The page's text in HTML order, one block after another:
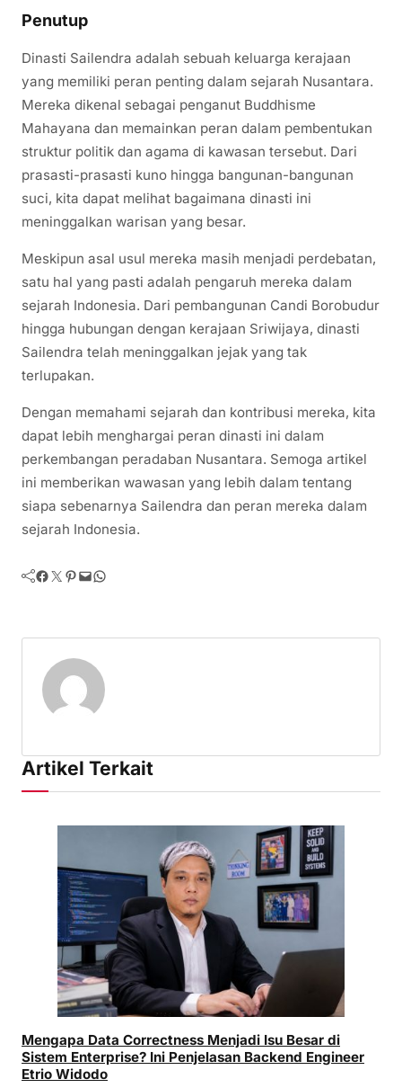
Penutup
Dinasti Sailendra adalah sebuah keluarga kerajaan
yang memiliki peran penting dalam sejarah Nusantara.
Mereka dikenal sebagai penganut Buddhisme
Mahayana dan memainkan peran dalam pembentukan
struktur politik dan agama di kawasan tersebut. Dari
prasasti-prasasti kuno hingga bangunan-bangunan
suci, kita dapat melihat bagaimana dinasti ini
meninggalkan warisan yang besar.
Meskipun asal usul mereka masih menjadi perdebatan,
satu hal yang pasti adalah pengaruh mereka dalam
sejarah Indonesia. Dari pembangunan Candi Borobudur
hingga hubungan dengan kerajaan Sriwijaya, dinasti
Sailendra telah meninggalkan jejak yang tak
terlupakan.
Dengan memahami sejarah dan kontribusi mereka, kita
dapat lebih menghargai peran dinasti ini dalam
perkembangan peradaban Nusantara. Semoga artikel
ini memberikan wawasan yang lebih dalam tentang
siapa sebenarnya Sailendra dan peran mereka dalam
sejarah Indonesia.
Facebook Twitter Pinterest Mail WhatsApp
Artikel Terkait
Mengapa Data Correctness Menjadi Isu Besar di
Sistem Enterprise? Ini Penjelasan Backend Engineer
Etrio Widodo